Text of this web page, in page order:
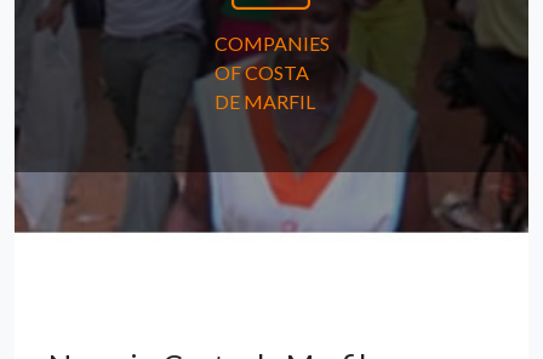
COMPANIES
OF COSTA
DE MARFIL